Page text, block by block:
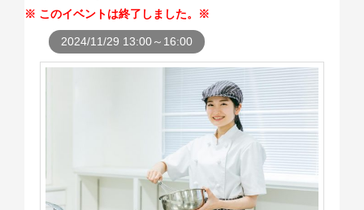
このイベントは終了しました。
2024/11/29 13:00～16:00